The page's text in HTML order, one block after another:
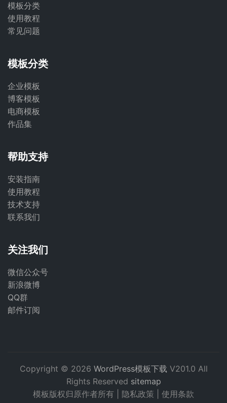
模板分类
使用教程
常见问题
模板分类
企业模板
博客模板
电商模板
作品集
帮助支持
安装指南
使用教程
技术支持
联系我们
关注我们
微信公众号
新浪微博
QQ群
邮件订阅
Copyright © 2026 WordPress模板下载 V201.0 All
Rights Reserved sitemap
模板版权归原作者所有 | 隐私政策 使用条款